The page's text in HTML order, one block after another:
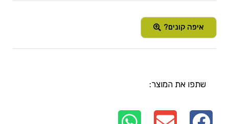
איפה קונים?
שתפו את המוצר: